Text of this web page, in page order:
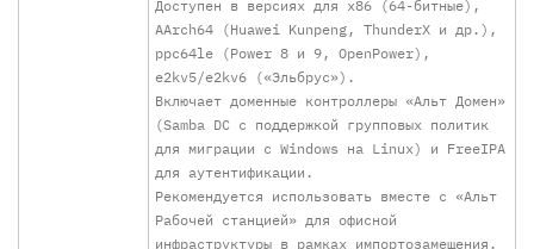
Доступен в версиях для x86 (64-битные),
AArch64 (Huawei Kunpeng, ThunderX и др.),
ppc64le (Power 8 и 9, OpenPower),
e2kv5/e2kv6 («Эльбрус»).
Включает доменные контроллеры «Альт Домен»
(Samba DC с поддержкой групповых политик
для миграции с Windows на Linux) и FreeIPA
для аутентификации.
Рекомендуется использовать вместе с «Альт
Рабочей станцией» для офисной
инфраструктуры в рамках импортозамещения.